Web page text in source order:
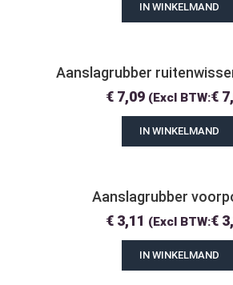
IN WINKELMAND
Aanslagrubber
€7,09 (Excl BTW:€
IN WINKELMAND
Aanslagrubber
€3,11 (Excl BTW:€
IN WINKELMAND